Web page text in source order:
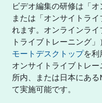
ビデオ編集の研修は「
または「オンサイトラ
れます。オンラインラ
トライブトレーニング
モートデスクトップを利
オンサイトライブトレ
所内、または日本にあ
て実施可能です。